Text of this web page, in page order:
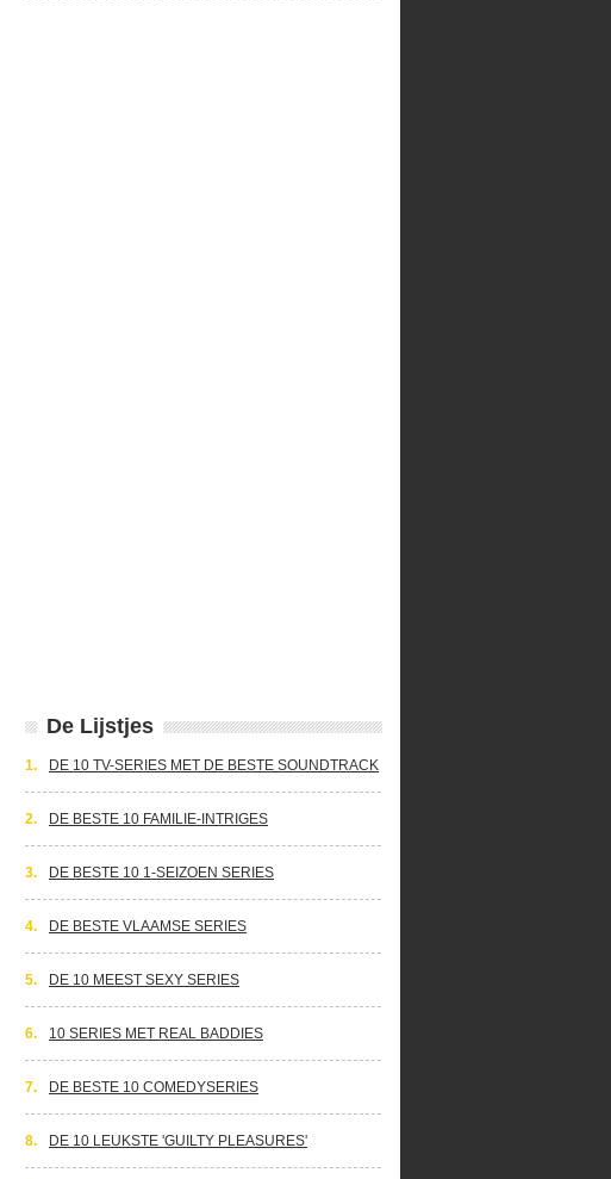
De Lijstjes
1. DE 10 TV-SERIES MET DE BESTE SOUNDTRACK
2. DE BESTE 10 FAMILIE-INTRIGES
3. DE BESTE 10 1-SEIZOEN SERIES
4. DE BESTE VLAAMSE SERIES
5. DE 10 MEEST SEXY SERIES
6. 10 SERIES MET REAL BADDIES
7. DE BESTE 10 COMEDYSERIES
8. DE 10 LEUKSTE 'GUILTY PLEASURES'